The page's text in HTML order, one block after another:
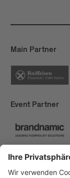
Main Partner
Event Partner